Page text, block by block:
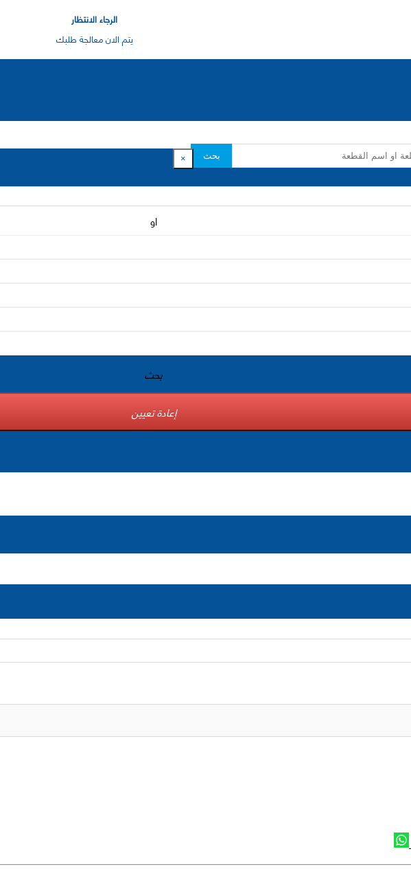
الرجاء الانتظار
يتم الان معالجة طلبك
بحث ×
او
بحث
إعادة تعيين